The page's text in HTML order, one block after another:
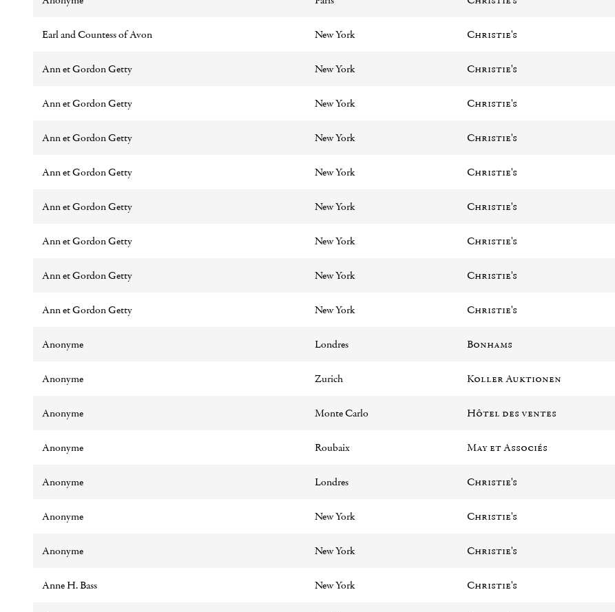
Earl and Countess of Avon New York Christie's
Ann et Gordon Getty New York Christie's
Ann et Gordon Getty New York Christie's
Ann et Gordon Getty New York Christie's
Ann et Gordon Getty New York Christie's
Ann et Gordon Getty New York Christie's
Ann et Gordon Getty New York Christie's
Ann et Gordon Getty New York Christie's
Ann et Gordon Getty New York Christie's
Anonyme Londres Bonhams
Anonyme Zurich Koller Auktionen
Anonyme Monte Carlo Hôtel des ventes
Anonyme Roubaix May et Associés
Anonyme Londres Christie's
Anonyme New York Christie's
Anonyme New York Christie's
Anne H. Bass New York Christie's